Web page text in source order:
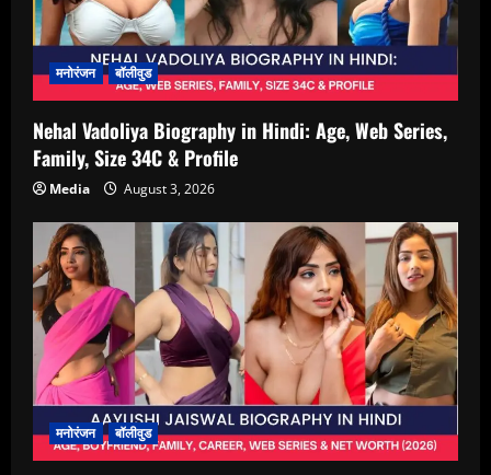
मनोरंजन बॉलीवुड
Nehal Vadoliya Biography in Hindi: Age, Web Series,
Family, Size 34C & Profile
Media August 3, 2026
मनोरंजन बॉलीवुड